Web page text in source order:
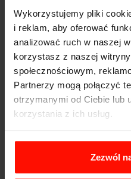
Wykorzystujemy pliki
i reklam, aby oferować
analizować ruch w naszej
korzystasz z naszej
społecznościowym,
Partnerzy mogą połączyć
otrzymanymi od Ciebie lub
korzystania z ich usług.
Zezwól
Tak, jeśli tarcze mają
minimum producenta) i nie
przy wymianie tarcz,
klocki (chyba że obecne
żadnych śladów zużycia)
Ile kosztuje
Ceny zależą od modelu
kompletu klocków i tarcz
robocizną).